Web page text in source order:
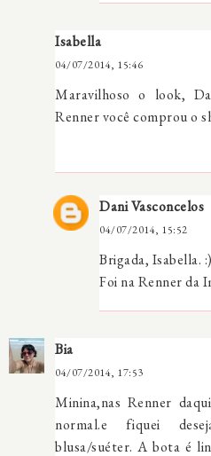
Isabella
04/07/2014, 15:46
Maravilhoso o look,
Renner você comprou o
Dani Vasconcelos
04/07/2014, 15:52
Brigada, Isabella. :)
Foi na Renner da
Bia
04/07/2014, 17:53
Minina,nas Renner
normal.e fiquei
blusa/suéter. A bota é